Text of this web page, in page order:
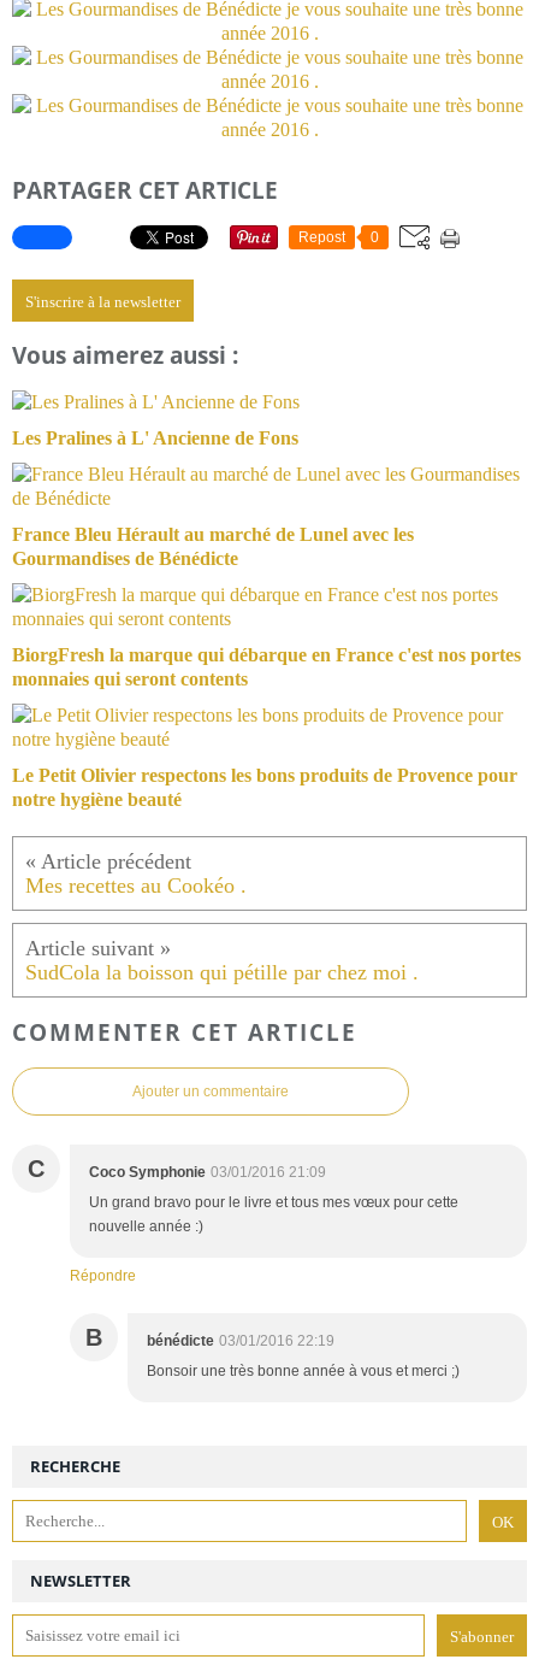
PARTAGER CET ARTICLE
Repost 0
S'inscrire à la newsletter
Vous aimerez aussi :
Les Pralines à L' Ancienne de Fons
France Bleu Hérault au marché de Lunel avec les
Gourmandises de Bénédicte
BiorgFresh la marque qui débarque en France c'est nos portes
monnaies qui seront contents
Le Petit Olivier respectons les bons produits de Provence pour
notre hygiène beauté
Mes recettes au Cookéo .
SudCola la boisson qui pétille par chez moi .
COMMENTER CET ARTICLE
Ajouter un commentaire
C Coco Symphonie 03/01/2016 21:09
Un grand bravo pour le livre et tous mes vœux pour cette
nouvelle année :)
Répondre
B bénédicte 03/01/2016 22:19
Bonsoir une très bonne année à vous et merci ;)
NEWSLETTER
RECHERCHE